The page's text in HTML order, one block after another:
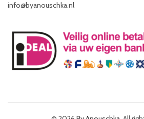
info@byanouschka.nl